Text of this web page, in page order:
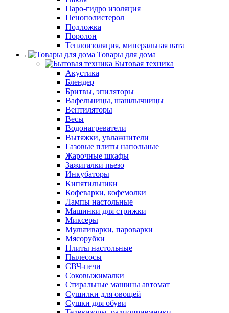
Паро-гидро изоляция
Пенополистерол
Подложка
Поролон
Теплоизоляция, минеральная вата
Товары для дома
Бытовая техника
Акустика
Блендер
Бритвы, эпиляторы
Вафельницы, шашлычницы
Вентиляторы
Весы
Водонагреватели
Вытяжки, увлажнители
Газовые плиты напольные
Жарочные шкафы
Зажигалки пьезо
Инкубаторы
Кипятильники
Кофеварки, кофемолки
Лампы настольные
Машинки для стрижки
Миксеры
Мультиварки, пароварки
Мясорубки
Плиты настольные
Пылесосы
СВЧ-печи
Соковыжималки
Стиральные машины автомат
Сушилки для овощей
Сушки для обуви